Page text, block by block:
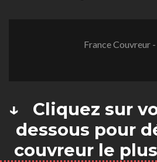
France Couvreur
↓ Cliquez sur
dessous pour
couvreur le